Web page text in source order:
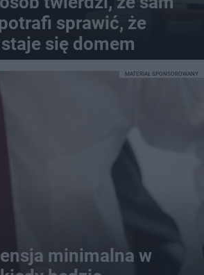
sprawić, że
się domem
minimalna w
MATERIAŁ SPONSOROWANY